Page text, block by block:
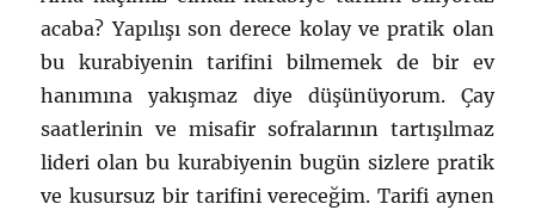
acaba? Yapılışı son derece kolay ve pratik olan
bu kurabiyenin tarifini bilmemek de bir ev
hanımına yakışmaz diye düşünüyorum. Çay
saatlerinin ve misafir sofralarının tartışılmaz
lideri olan bu kurabiyenin bugün sizlere pratik
ve kusursuz bir tarifini vereceğim. Tarifi aynen